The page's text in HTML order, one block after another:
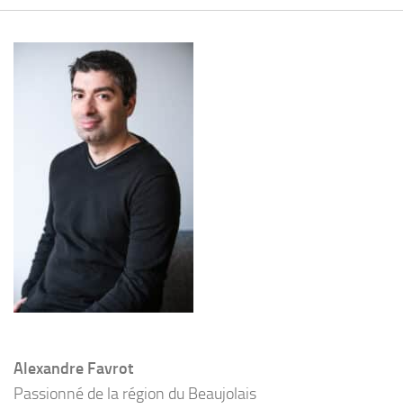
Alexandre Favrot
Passionné de la région du Beaujolais